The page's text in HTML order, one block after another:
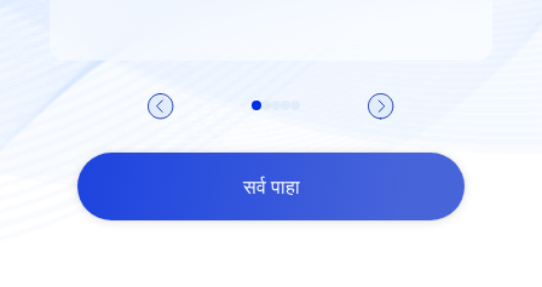
सर्व पाहा